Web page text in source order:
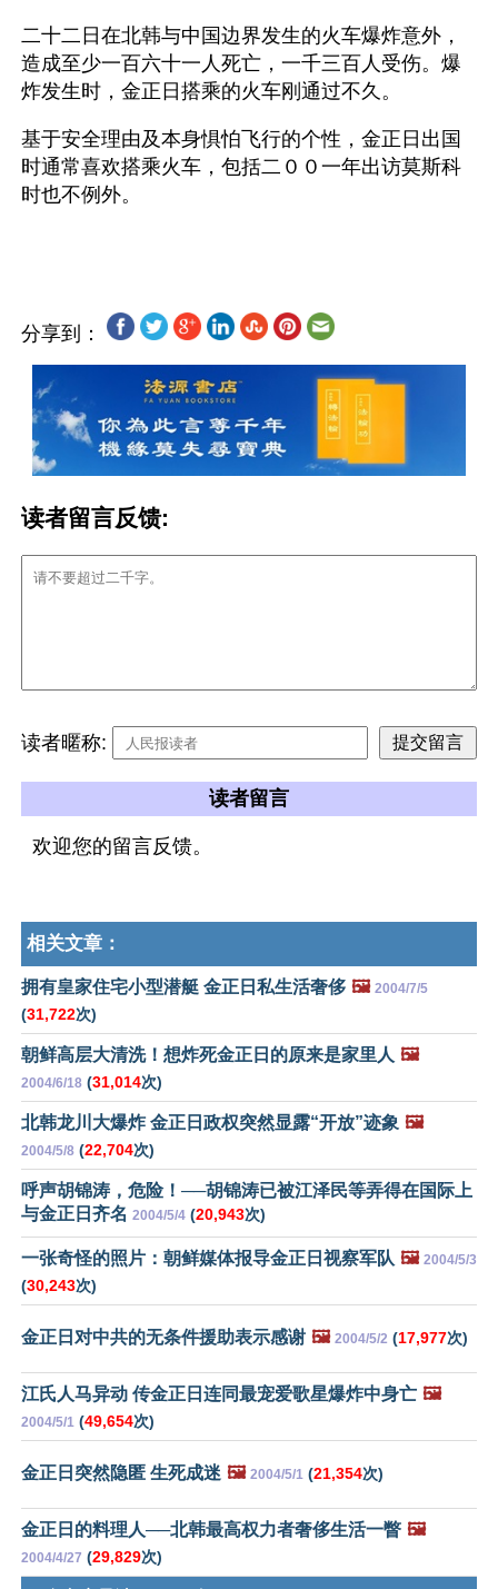
二十二日在北韩与中国边界发生的火车爆炸意外，
造成至少一百六十一人死亡，一千三百人受伤。爆
炸发生时，金正日搭乘的火车刚通过不久。
基于安全理由及本身惧怕飞行的个性，金正日出国
时通常喜欢搭乘火车，包括二００一年出访莫斯科
时也不例外。
分享到：
读者留言反馈:
读者暱称:
读者留言
欢迎您的留言反馈。
相关文章：
拥有皇家住宅小型潜艇 金正日私生活奢侈 🖼️ 2004/7/5
(31,722次)
朝鲜高层大清洗！想炸死金正日的原来是家里人 🖼️
2004/6/18 (31,014次)
北韩龙川大爆炸 金正日政权突然显露“开放”迹象 🖼️
2004/5/8 (22,704次)
呼声胡锦涛，危险！──胡锦涛已被江泽民等弄得在国际上
与金正日齐名 2004/5/4 (20,943次)
一张奇怪的照片：朝鲜媒体报导金正日视察军队 🖼️ 2004/5/3
(30,243次)
金正日对中共的无条件援助表示感谢 🖼️ 2004/5/2 (17,977次)
江氏人马异动 传金正日连同最宠爱歌星爆炸中身亡 🖼️
2004/5/1 (49,654次)
金正日突然隐匿 生死成迷 🖼️ 2004/5/1 (21,354次)
金正日的料理人──北韩最高权力者奢侈生活一瞥 🖼️
2004/4/27 (29,829次)